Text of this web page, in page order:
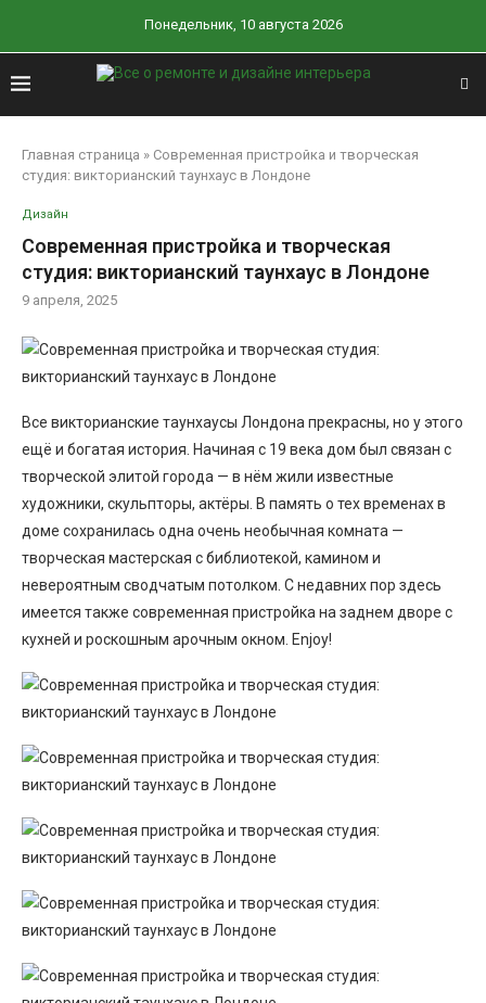
Понедельник, 10 августа 2026
Главная страница » Современная пристройка и творческая
студия: викторианский таунхаус в Лондоне
Дизайн
Современная пристройка и творческая
студия: викторианский таунхаус в Лондоне
9 апреля, 2025
Все викторианские таунхаусы Лондона прекрасны, но у этого
ещё и богатая история. Начиная с 19 века дом был связан с
творческой элитой города — в нём жили известные
художники, скульпторы, актёры. В память о тех временах в
доме сохранилась одна очень необычная комната —
творческая мастерская с библиотекой, камином и
невероятным сводчатым потолком. С недавних пор здесь
имеется также современная пристройка на заднем дворе с
кухней и роскошным арочным окном. Enjoy!